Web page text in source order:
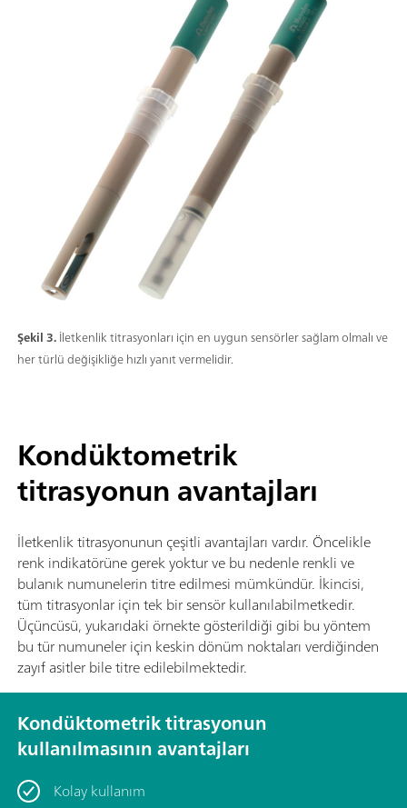
Şekil 3.İletkenlik titrasyonları için en uygun sensörler sağlam olmalı ve
her türlü değişikliğe hızlı yanıt vermelidir.
Kondüktometrik
titrasyonun avantajları
İletkenlik titrasyonunun çeşitli avantajları vardır. Öncelikle
renk indikatörüne gerek yoktur ve bu nedenle renkli ve
bulanık numunelerin titre edilmesi mümkündür. İkincisi,
tüm titrasyonlar için tek bir sensör kullanılabilmetkedir.
Üçüncüsü, yukarıdaki örnekte gösterildiği gibi bu yöntem
bu tür numuneler için keskin dönüm noktaları verdiğinden
zayıf asitler bile titre edilebilmektedir.
Kondüktometrik titrasyonun
kullanılmasının avantajları
Kolay kullanım